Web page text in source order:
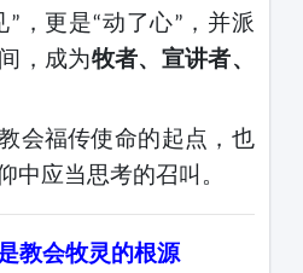
” ，更是“动了心” ，并派
，成为牧者、宣讲者、
会福传使命的起点，也
中应当思考的召叫。
教会牧灵的根源